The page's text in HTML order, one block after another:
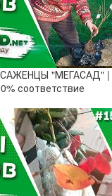
"МЕГАСАД" |
соответствие